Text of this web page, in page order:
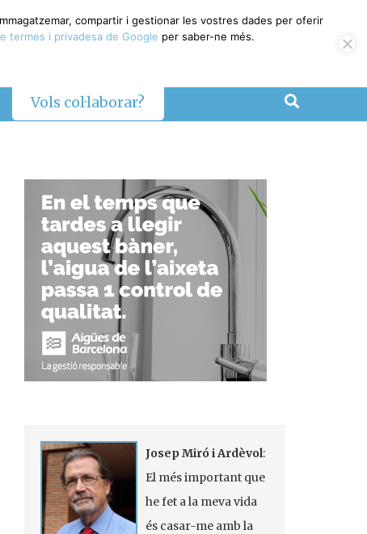
Vols col·laborar?
Josep Miró i Ardèvol:
El més important que
he fet a la meva vida
és casar-me amb la
compartir i gestionar les vostres dades per oferir
termes i privadesa de Google per saber-ne més.